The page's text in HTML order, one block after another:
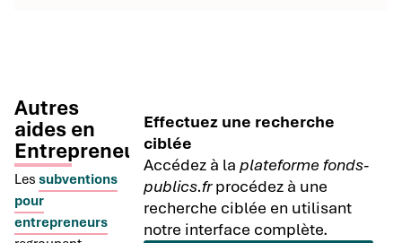
Autres
aides en
Entrepreneuriat
Les subventions
pour
entrepreneurs
Effectuez une recherche
ciblée
Accédez à laplateforme fonds-
publics.frprocédez à une
recherche ciblée en utilisant
notre interface complète.